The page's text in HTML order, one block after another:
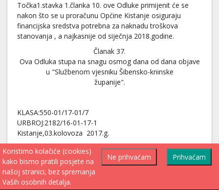
Točka1.stavka 1.članka 10. ove Odluke primijenit će se
nakon što se u proračunu Općine Kistanje osiguraju
financijska sredstva potrebna za naknadu troškova
stanovanja , a najkasnije od siječnja 2018.godine.
Članak 37.
Ova Odluka stupa na snagu osmog dana od dana objave
u "Službenom vjesniku Šibensko-kninske
županije".
KLASA:550-01/17-01/7
URBROJ:2182/16-01-17-1
Kistanje,03.kolovoza 2017.g.
OPĆINSKO VIJEĆE OPĆINE KISTANJE
PRDSJEDNIK
Marko Sladaković
Prihvaćam
Ne prihvaćam
Koristimo kolačiće (cookies)
kako bismo pratili posjete na
našoj stranici, bez spremanja
Vaših osobnih detalja.